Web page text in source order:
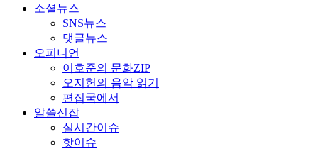
소셜뉴스
SNS뉴스
댓글뉴스
오피니언
이호준의 문화ZIP
오지헌의 음악 읽기
편집국에서
알쓸신잡
실시간이슈
핫이슈